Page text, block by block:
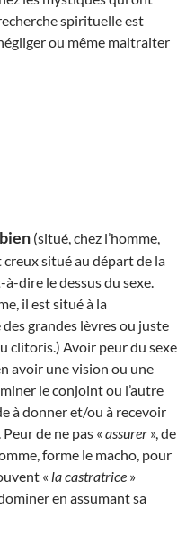
spirituelle est
ou même maltraiter
(situé, chez l’homme,
situé au départ de la
à-dire le dessus du sexe.
il est situé à la
grandes lèvres ou juste
clitoris.) Avoir peur du sexe
avoir une vision ou une
le conjoint ou l’autre
à donner et/ou à recevoir
Peur de ne pas « assurer », de
forme le macho, pour
« lacastratrice »
en assumant sa